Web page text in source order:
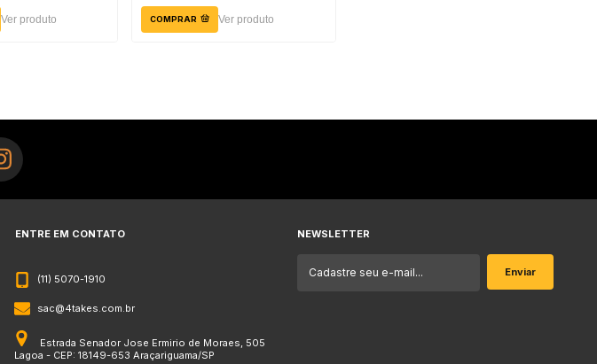
Ver produto COMPRAR Ver produto
ENTRE EM CONTATO
(11) 5070-1910
sac@4takes.com.br
Estrada Senador Jose Ermirio de Moraes, 505
Lagoa - CEP: 18149-653 Araçariguama/SP
NEWSLETTER